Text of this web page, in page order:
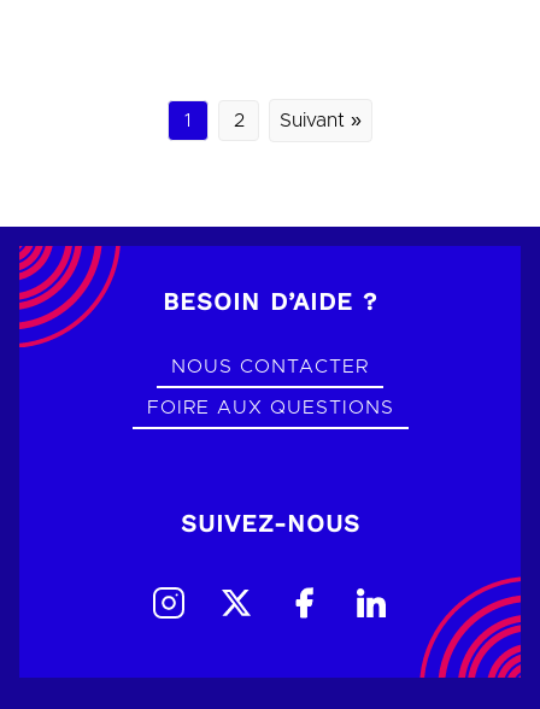
1 2 Suivant »
BESOIN D’AIDE ?
NOUS CONTACTER
FOIRE AUX QUESTIONS
SUIVEZ-NOUS